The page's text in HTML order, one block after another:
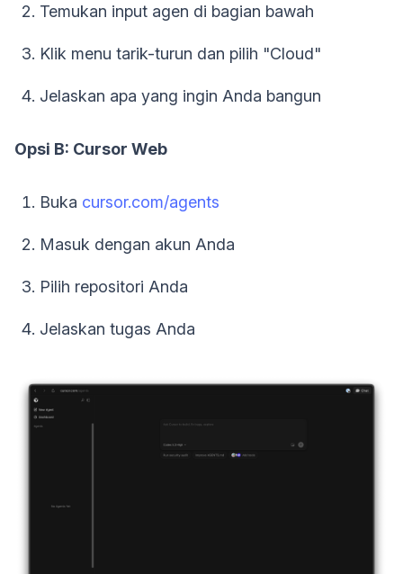
Temukan input agen di bagian bawah
Klik menu tarik-turun dan pilih "Cloud"
Jelaskan apa yang ingin Anda bangun
Opsi B: Cursor Web
Buka cursor.com/agents
Masuk dengan akun Anda
Pilih repositori Anda
Jelaskan tugas Anda